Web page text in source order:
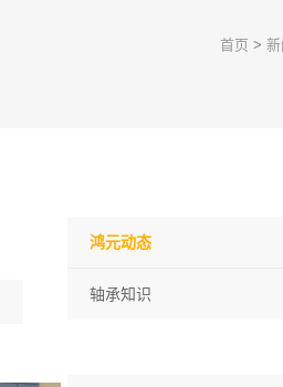
首页 >
鸿元动态
轴承知识